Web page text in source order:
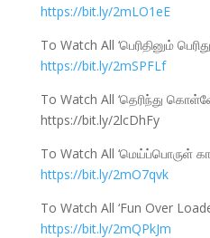
https://bit.ly/2mLO1eE
To Watch All ‘பெரிதினும்
https://bit.ly/2mSPFLf
To Watch All ‘தெரிந்து
https://bit.ly/2lcDhFy
To Watch All ‘மெய்ப்பொருள்
https://bit.ly/2mO7qvk
To Watch All ‘Fun Over
https://bit.ly/2mQPkJm